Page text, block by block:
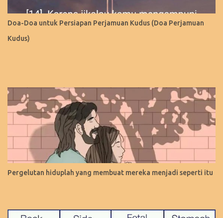
Doa-Doa untuk Persiapan Perjamuan Kudus (Doa Perjamuan
Kudus)
Pergelutan hiduplah yang membuat mereka menjadi seperti itu